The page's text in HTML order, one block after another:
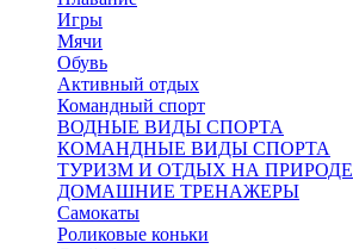
Игры
Мячи
Обувь
Активный отдых
Командный спорт
ВОДНЫЕ ВИДЫ СПОРТА
КОМАНДНЫЕ ВИДЫ СПОРТА
ТУРИЗМ И ОТДЫХ НА ПРИРОДЕ
ДОМАШНИЕ ТРЕНАЖЕРЫ
Самокаты
Роликовые коньки